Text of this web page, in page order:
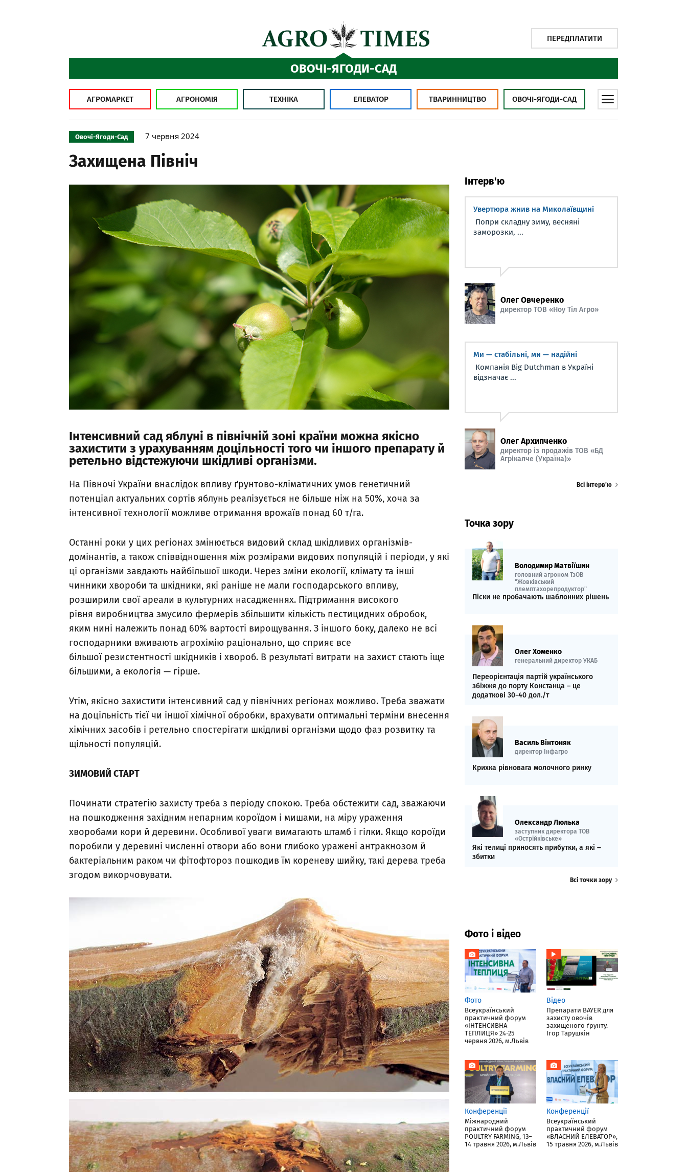
ПЕРЕДПЛАТИТИ
ОВОЧІ-ЯГОДИ-САД
АГРОМАРКЕТ АГРОНОМІЯ ТЕХНІКА ЕЛЕВАТОР ТВАРИННИЦТВО ОВОЧІ-ЯГОДИ-САД
Овочі-Ягоди-Сад 7 червня 2024
Захищена Північ
Інтенсивний сад яблуні в північній зоні країни можна якісно
захистити з урахуванням доцільності того чи іншого препарату й
ретельно відстежуючи шкідливі організми.
На Півночі України внаслідок впливу ґрунтово-кліматичних умов генетичний
потенціал актуальних сортів яблунь реалізується не більше ніж на 50%, хоча за
інтенсивної технології можливе отримання врожаїв понад 60 т/га.
Останні роки у цих регіонах змінюється видовий склад шкідливих організмів-
домінантів, а також співвідношення між розмірами видових популяцій і періоди, у які
ці організми завдають найбільшої шкоди. Через зміни екології, клімату та інші
чинники хвороби та шкідники, які раніше не мали господарського впливу,
розширили свої ареали в культурних насадженнях. Підтримання високого
рівня виробництва змусило фермерів збільшити кількість пестицидних обробок,
яким нині належить понад 60% вартості вирощування. З іншого боку, далеко не всі
господарники вживають агрохімію раціонально, що сприяє все
більшої резистентності шкідників і хвороб. В результаті витрати на захист стають іще
більшими, а екологія — гірше.
Утім, якісно захистити інтенсивний сад у північних регіонах можливо. Треба зважати
на доцільність тієї чи іншої хімічної обробки, врахувати оптимальні терміни внесення
хімічних засобів і ретельно спостерігати шкідливі організми щодо фаз розвитку та
щільності популяцій.
ЗИМОВИЙ СТАРТ
Починати стратегію захисту треба з періоду спокою. Треба обстежити сад, зважаючи
на пошкодження західним непарним короїдом і мишами, на міру ураження
хворобами кори й деревини. Особливої уваги вимагають штамб і гілки. Якщо короїди
поробили у деревині численні отвори або вони глибоко уражені антракнозом й
бактеріальним раком чи фітофтороз пошкодив їм кореневу шийку, такі дерева треба
згодом викорчовувати.
Інтерв'ю
Увертюра жнив на Миколаївщині
Попри складну зиму, весняні
заморозки, ...
Олег Овчеренко
директор ТОВ «Ноу Тіл Агро»
Ми — стабільні, ми — надійні
Компанія Big Dutchman в Україні
відзначає ...
Олег Архипченко
директор із продажів ТОВ «БД
Агрікалче (Україна)»
Всі інтерв’ю
Точка зору
Володимир Матвіїшин
головний агроном ТзОВ
"Жовківський
племптахорепродуктор"
Піски не пробачають шаблонних рішень
Олег Хоменко
генеральний директор УКАБ
Переорієнтація партій українського
збіжжя до порту Констанца – це
додаткові 30-40 дол./т
Василь Вінтоняк
директор Інфагро
Крихка рівновага молочного ринку
Олександр Люлька
заступник директора ТОВ
«Острійківське»
Які телиці приносять прибутки, а які ‒
збитки
Всі точки зору
Фото і відео
Фото
Всеукраїнський
практичний форум
«ІНТЕНСИВНА
ТЕПЛИЦЯ» 24-25
червня 2026, м.Львів
Відео
Препарати BAYER для
захисту овочів
захищеного ґрунту.
Ігор Тарушкін
Конференції
Міжнародний
практичний форум
POULTRY FARMING, 13–
14 травня 2026, м.Львів
Конференції
Всеукраїнський
практичний форум
«ВЛАСНИЙ ЕЛЕВАТОР»,
15 травня 2026, м.Львів